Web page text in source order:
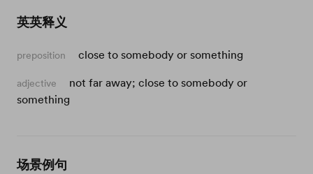
英英释义
preposition close to somebody or something
adjective
not far away; close to somebody or
something
场景例句